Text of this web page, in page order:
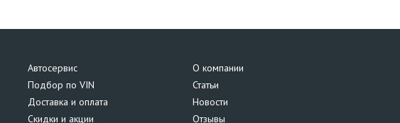
Автосервис
Подбор по VIN
Доставка и оплата
Скидки и акции
О компании
Статьи
Новости
Отзывы